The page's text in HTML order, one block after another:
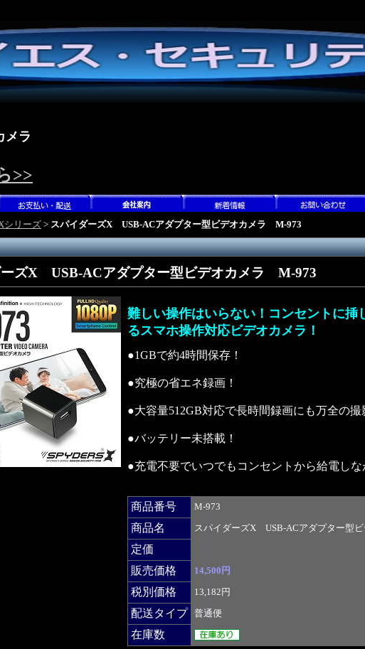
メラ
>>
シリーズ > スパイダーズX USB-ACアダプター型ビデオカメラ M-973
ーズX USB-ACアダプター型ビデオカメラ M-973
難しい操作はいらない！コンセントに挿
るスマホ操作対応ビデオカメラ！
●1GBで約4時間保存！
●究極の省エネ録画！
●大容量512GB対応で長時間録画にも万全の撮
●バッテリー未搭載！
●充電不要でいつでもコンセントから給電しな
商品番号 M-973
商品名 スパイダーズX USB-ACアダプター型
定価
販売価格
14,500円
税別価格 13,182円
配送タイプ 普通便
在庫数